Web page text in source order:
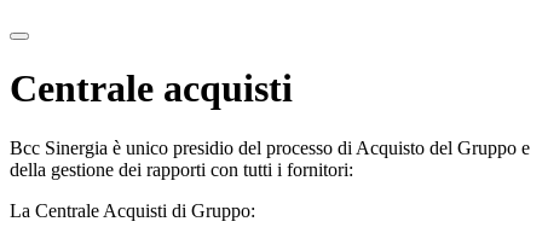
Centrale acquisti
Bcc Sinergia è unico presidio del processo di Acquisto del Gruppo e
della gestione dei rapporti con tutti i fornitori:
La Centrale Acquisti di Gruppo: